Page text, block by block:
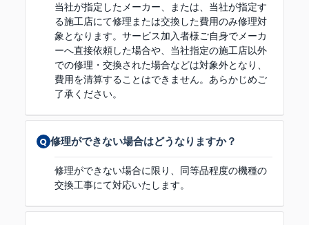
当社が指定したメーカー、または、当社が指定す
る施工店にて修理または交換した費用のみ修理対
象となります。サービス加入者様ご自身でメーカ
ーへ直接依頼した場合や、当社指定の施工店以外
での修理・交換された場合などは対象外となり、
費用を清算することはできません。あらかじめご
了承ください。
修理ができない場合はどうなりますか？
修理ができない場合に限り、同等品程度の機種の
交換工事にて対応いたします。